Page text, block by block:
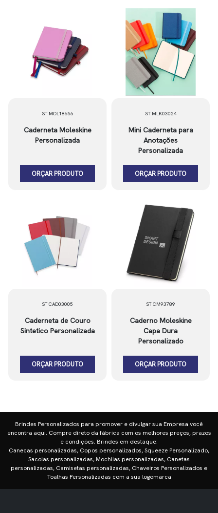
ST MOL18656
Caderneta Moleskine
Personalizada
ORÇAR PRODUTO
ST MLK03024
Mini Caderneta para
Anotações
Personalizada
ORÇAR PRODUTO
ST CAD03005
Caderneta de Couro
Sintetico Personalizada
ORÇAR PRODUTO
ST CM93789
Caderno Moleskine
Capa Dura
Personalizado
ORÇAR PRODUTO
Brindes Personalizados para promover e divulgar sua Empresa você
encontra aqui. Compre direto da fábrica com os melhores preços, prazos
e condições. Brindes em destaque:
Canecas personalizadas, Copos personalizados, Squeeze Personalizado,
Sacolas personalizadas, Mochilas personalizadas, Canetas
personalizadas, Camisetas personalizadas, Chaveiros Personalizados e
Toalhas Personalizadas com a sua logomarca